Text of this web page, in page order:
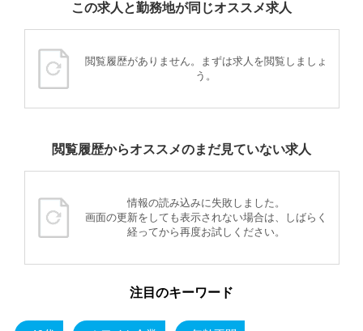
この求人と勤務地が同じオススメ求人
閲覧履歴がありません。まずは求人を閲覧しましょ
う。
閲覧履歴からオススメのまだ見ていない求人
情報の読み込みに失敗しました。
画面の更新をしても表示されない場合は、しばらく
経ってから再度お試しください。
注目のキーワード